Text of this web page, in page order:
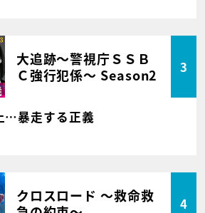
大追跡～警視庁ＳＳＢ
Ｃ強行犯係～ Season2
3
…暴走する正義
クロスロード ～救命救
4